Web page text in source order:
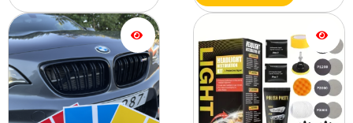
Den
här
produkten
har
flera
varianter.
De